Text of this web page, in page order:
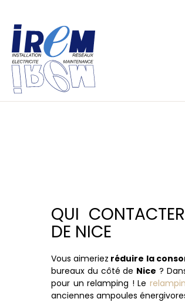
QUI
DE NICE
Vous aimeriez réduire la
bureaux du côté de Nice ?
pour un relamping ! Le
anciennes ampoules